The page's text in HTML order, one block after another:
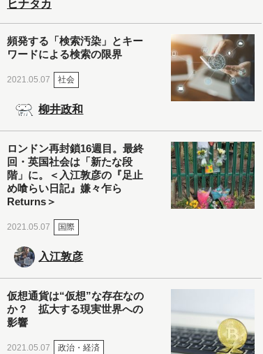
ヒナタカ
頻発する「検索汚染」とキー
ワードによる検索の限界
2021.05.07 社会
柳井政和
ロンドン再封鎖16週目。最終
回・英国社会は「新たな段
階」に。＜入江敦彦の『足止
め喰らい日記』嫌々乍ら
Returns＞
2021.05.07 国際
入江敦彦
仮想通貨は“仮想”な存在なの
か？ 拡大する現実世界への
影響
2021.05.07 政治・経済